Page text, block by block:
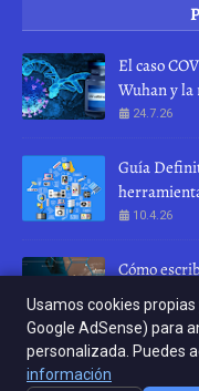
El caso
Wuhan y
24.7.26
Guía
10.4.26
Cómo
para hablar
28.7.26
Usamos cookies
Google AdSense) para
personalizada. Puedes
información